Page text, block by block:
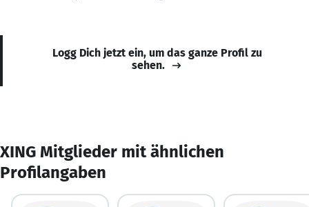
Logg Dich jetzt ein, um das ganze Profil zu
sehen.
XING Mitglieder mit ähnlichen
Profilangaben